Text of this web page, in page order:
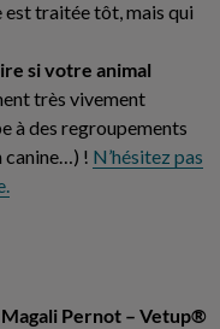
est traitée tôt, mais qui
si votre animal
très vivement
à des regroupements
canine…) ! N’hésitez pas
Pernot – Vetup®